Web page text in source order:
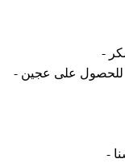
- تضاف الزبدة وماء الزهر مع مع الدعك جيدا للحصول على عجين